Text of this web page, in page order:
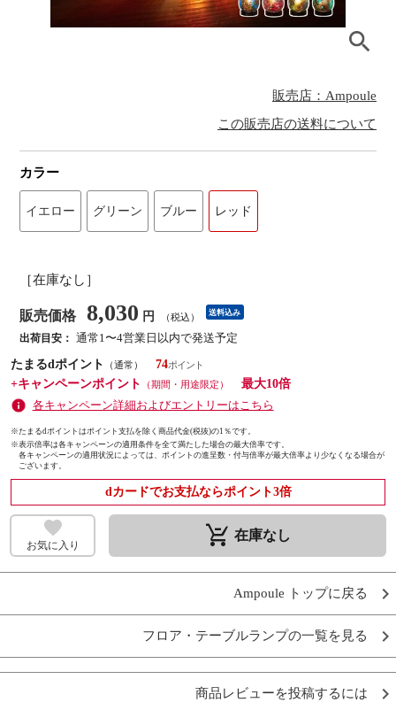
販売店：Ampoule
この販売店の送料について
カラー
イエロー グリーン ブルー レッド
［在庫なし］
販売価格 8,030 円 （税込） 送料込み
出荷目安： 通常1〜4営業日以内で発送予定
たまるdポイント
（通常）
74
+キャンペーンポイント
（期間・用途限定）
最大10倍
各キャンペーン詳細およびエントリーはこちら
※たまるdポイントはポイント支払を除く商品代金(税抜)の1％です。
※表示倍率は各キャンペーンの適用条件を全て満たした場合の最大倍率です。
各キャンペーンの適用状況によっては、ポイントの進呈数・付与倍率が最大倍率より少なくなる場合が
ございます。
dカードでお支払ならポイント3倍
お気に入り remove_shopping_cart 在庫なし
Ampoule トップに戻る
フロア・テーブルランプの一覧を見る
商品レビューを投稿するには